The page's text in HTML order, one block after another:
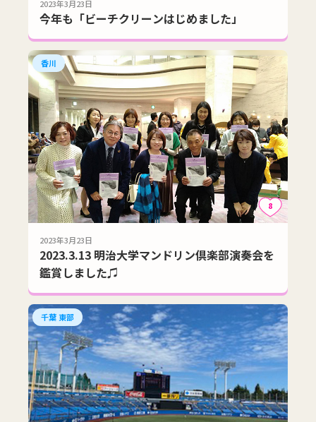
2023年3月23日
今年も「ビーチクリーンはじめました」
香川
8
2023年3月23日
2023.3.13 明治大学マンドリン倶楽部演奏会を
鑑賞しました♫
千葉 東部